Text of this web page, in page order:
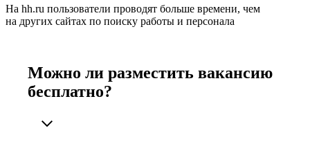
На hh.ru пользователи проводят больше времени, чем
на других сайтах по поиску работы и персонала
Можно ли разместить вакансию
бесплатно?